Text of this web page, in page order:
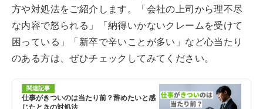
方や対処法をご紹介します。「会社の上司から理不尽
な内容で怒られる」「納得いかないクレームを受けて
困っている」「新卒で辛いことが多い」など心当たり
のある方は、ぜひチェックしてみてください。
関連記事
仕事がきついのは当たり前？辞めたいと感
じたときの対処法